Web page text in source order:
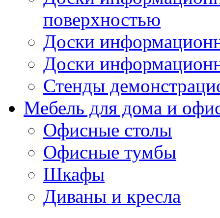
поверхностью
Доски
Доски
Стенды
Мебель для дома и
Офисные столы
Офисные тумбы
Шкафы
Диваны и кресла